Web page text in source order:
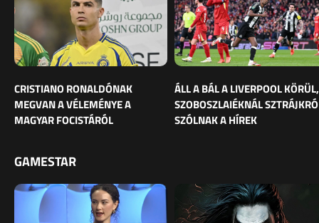
CRISTIANO RONALDÓNAK
MEGVAN A VÉLEMÉNYE A
MAGYAR FOCISTÁRÓL
ÁLL A BÁL A LIVERPOOL KÖRÜL,
SZOBOSZLAIÉKNÁL
SZÓLNAK A HÍREK
GAMESTAR